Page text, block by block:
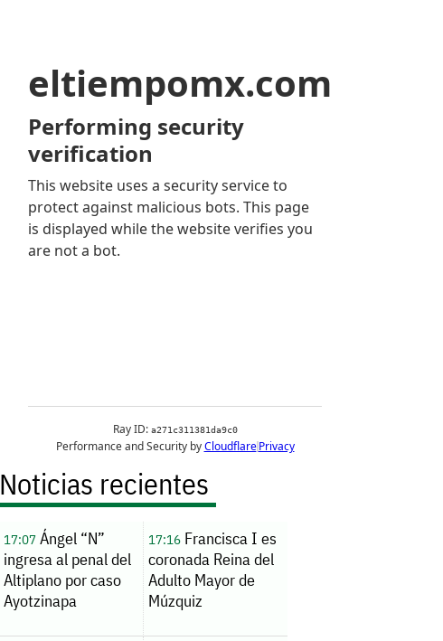
Noticias recientes
17:07 Ángel “N”
ingresa al penal del
Altiplano por caso
Ayotzinapa
17:16Francisca I es
coronada Reina del
Adulto Mayor de
Múzquiz